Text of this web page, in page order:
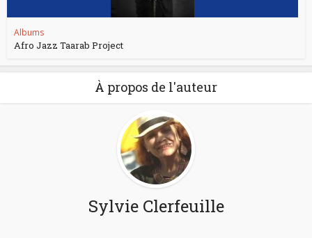
Albums
Afro Jazz Taarab Project
À propos de l'auteur
Sylvie Clerfeuille